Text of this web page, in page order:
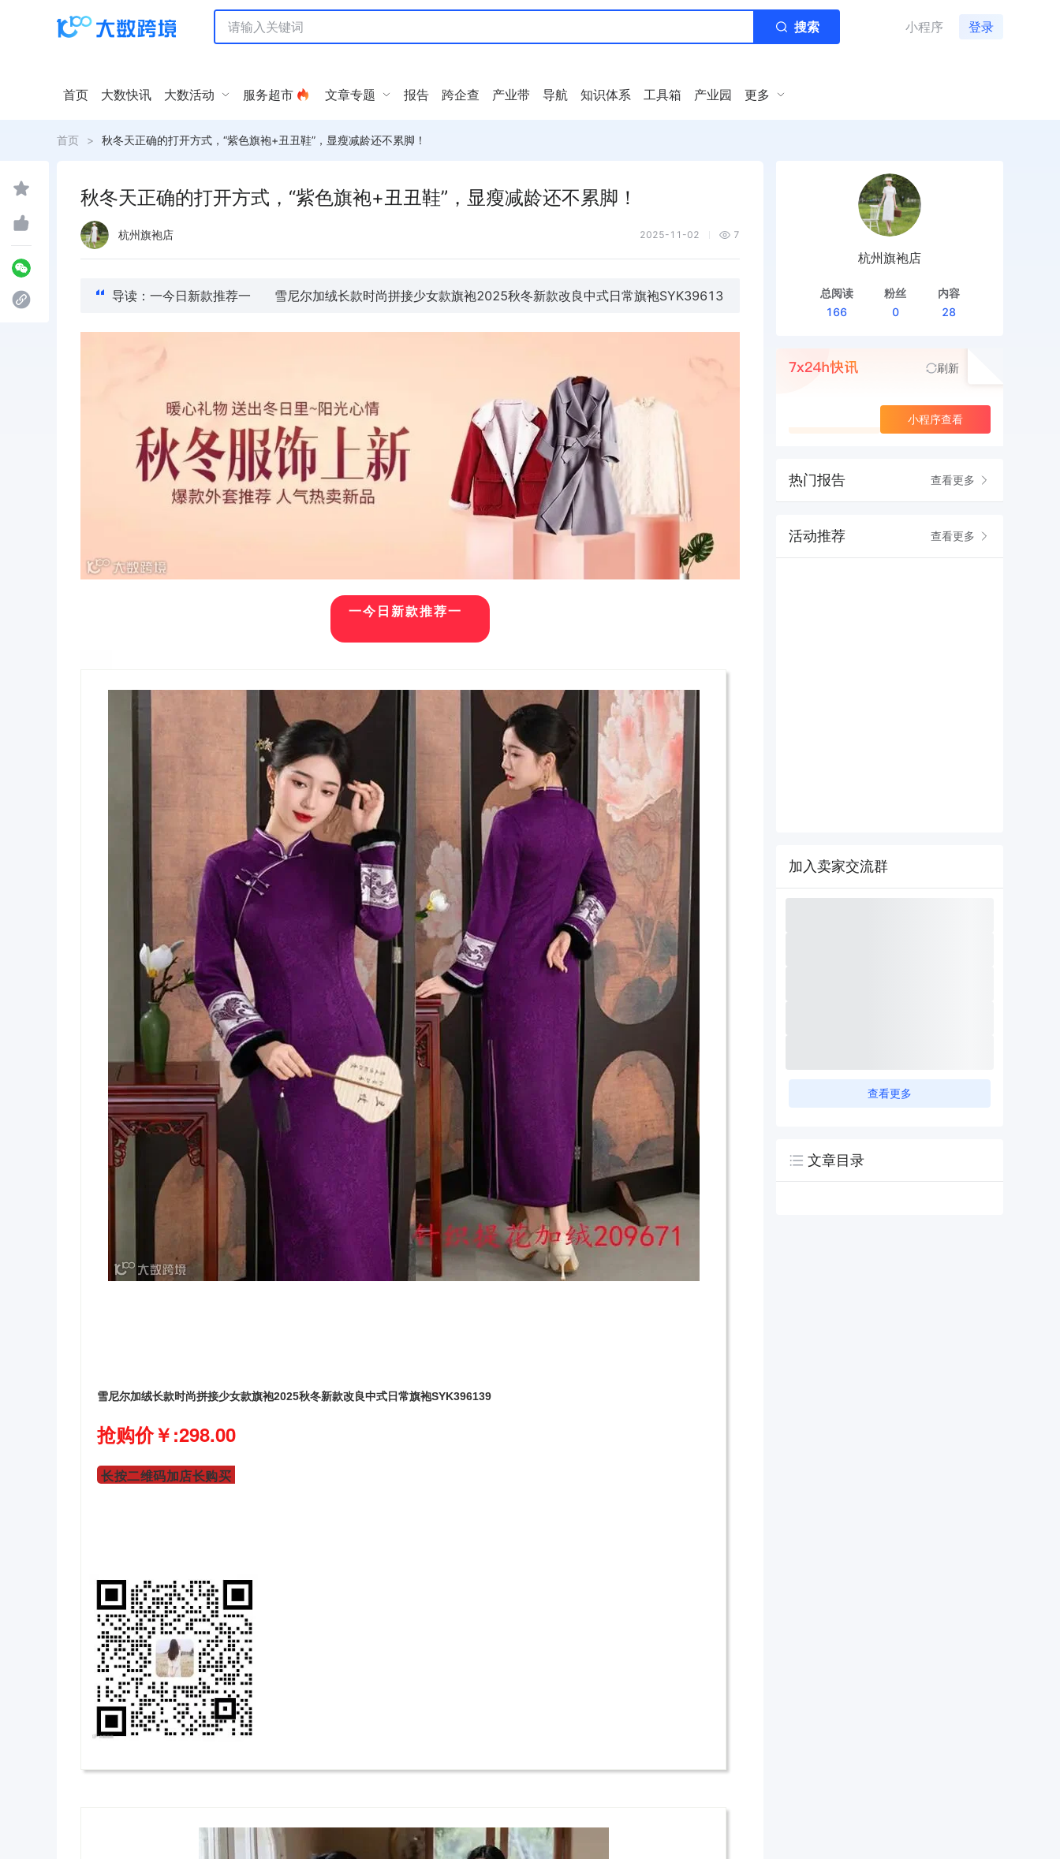
搜索 小程序 登录
首页 大数快讯 大数活动 服务超市 文章专题 报告 跨企查 产业带 导航 知识体系 工具箱 产业园 更多
首页 > 秋冬天正确的打开方式，“紫色旗袍+丑丑鞋”，显瘦减龄还不累脚！
秋冬天正确的打开方式，“紫色旗袍+丑丑鞋”，显瘦减龄还不累脚！
杭州旗袍店 2025-11-02 7
导读：一今日新款推荐一 雪尼尔加绒长款时尚拼接少女款旗袍2025秋冬新款改良中式日常旗袍SYK39613
一今日新款推荐一
雪尼尔加绒长款时尚拼接少女款旗袍2025秋冬新款改良中式日常旗袍SYK396139
抢购价￥:298.00
长按二维码加店长购买
杭州旗袍店
总阅读
166
粉丝
0
内容
28
刷新
小程序查看
热门报告 查看更多
活动推荐 查看更多
加入卖家交流群
查看更多
文章目录